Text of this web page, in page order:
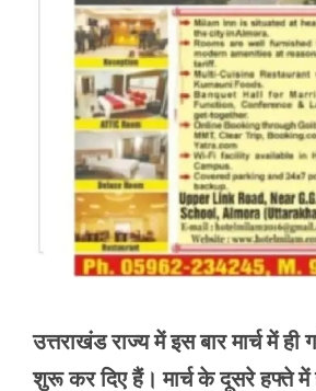
उत्तराखंड राज्य में इस बार मार्च में ही
शुरू कर दिए हैं। मार्च के दूसरे हफ्ते में